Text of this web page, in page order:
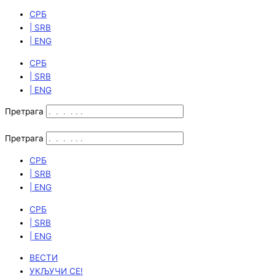
СРБ
| SRB
| ENG
СРБ
| SRB
| ENG
Претрага
Претрага
СРБ
| SRB
| ENG
СРБ
| SRB
| ENG
ВЕСТИ
УКЉУЧИ СЕ!